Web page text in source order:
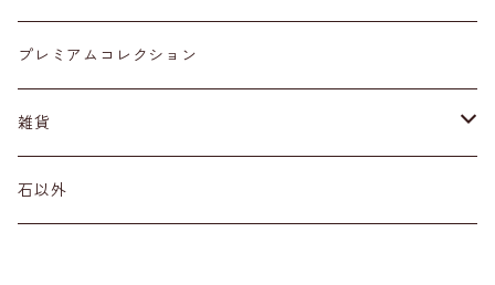
リング
材質
プラチナ
その他アクセサリー
標本
磨き石
ルース
アイオライト
アクアマリン
カ行
カーネリアン
カイヤナイト
サ行
サファイア
タ行
１月
２月
３月
プレミアムコレクション
雑貨
天然石雑貨
石以外